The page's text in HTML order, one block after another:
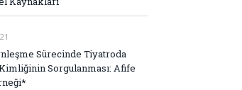
Sürecinde Tiyatroda
Sorgulanması: Afife